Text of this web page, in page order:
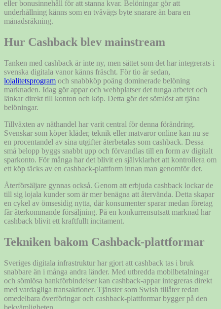
eller bonusinnehåll för att stanna kvar. Belöningar gör att
underhållning känns som en tvåvägs byte snarare än bara en
månadsräkning.
Hur Cashback blev mainstream
Tanken med cashback är inte ny, men sättet som det har integrerats i
svenska digitala vanor känns fräscht. För tio år sedan,
lojalitetsprogram och snabbköp poäng dominerade belöning
marknaden. Idag gör appar och webbplatser det tunga arbetet och
länkar direkt till konton och köp. Detta gör det sömlöst att tjäna
belöningar.
Tillväxten av näthandel har varit central för denna förändring.
Svenskar som köper kläder, teknik eller matvaror online kan nu se
en procentandel av sina utgifter återbetalas som cashback. Dessa
små belopp byggs snabbt upp och förvandlas till en form av digitalt
sparkonto. För många har det blivit en självklarhet att kontrollera om
ett köp täcks av en cashback-plattform innan man genomför det.
Återförsäljare gynnas också. Genom att erbjuda cashback lockar de
till sig lojala kunder som är mer benägna att återvända. Detta skapar
en cykel av ömsesidig nytta, där konsumenter sparar medan företag
får återkommande försäljning. På en konkurrensutsatt marknad har
cashback blivit ett kraftfullt incitament.
Tekniken bakom Cashback-plattformar
Sveriges digitala infrastruktur har gjort att cashback tas i bruk
snabbare än i många andra länder. Med utbredda mobilbetalningar
och sömlösa bankförbindelser kan cashback-appar integreras direkt
med vardagliga transaktioner. Tjänster som Swish tillåter redan
omedelbara överföringar och cashback-plattformar bygger på den